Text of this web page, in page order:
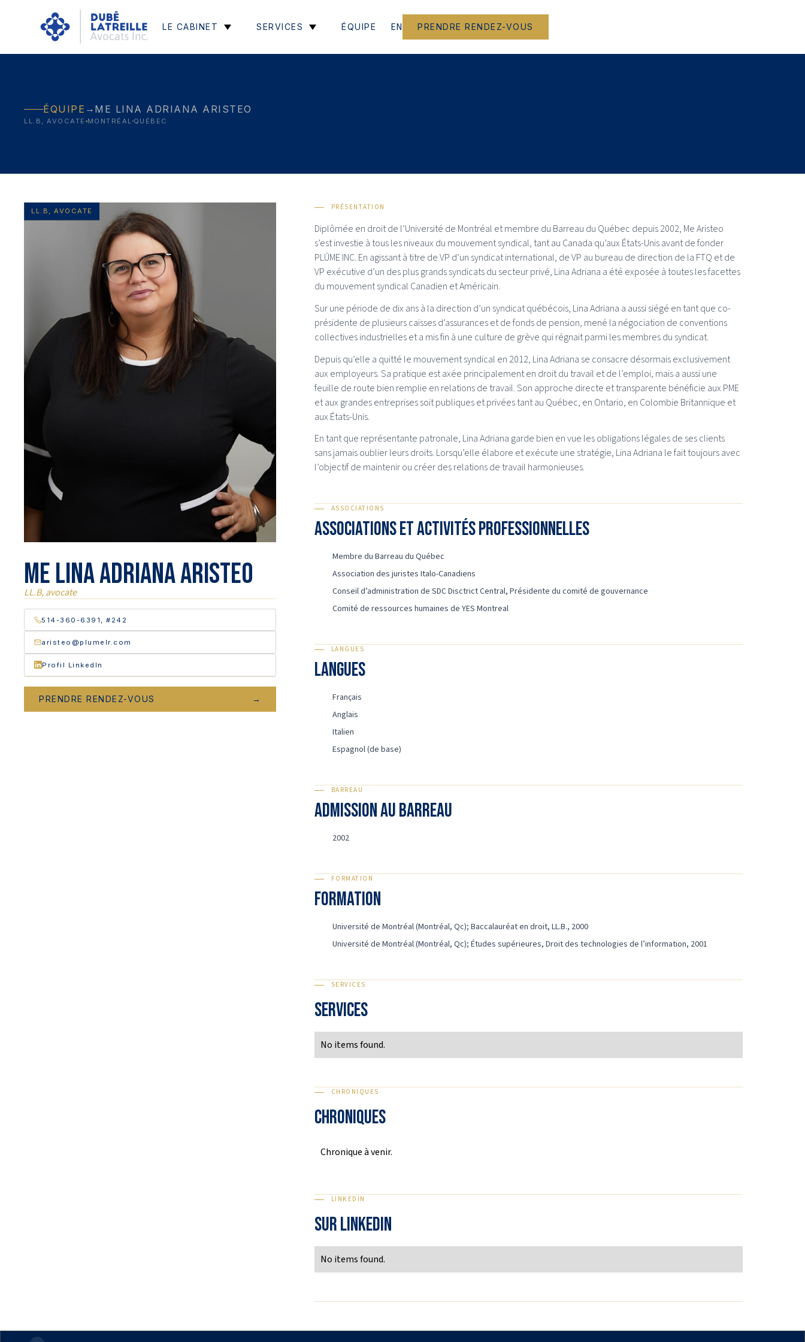
LE CABINET SERVICES ÉQUIPE EN PRENDRE RENDEZ-VOUS
ÉQUIPE → ME LINA ADRIANA ARISTEO
LL.B, AVOCATE MONTRÉAL QUÉBEC
LL.B, AVOCATE
Me Lina Adriana Aristeo
LL.B, avocate
514-360-6391, #242
aristeo@plumelr.com
Profil LinkedIn
PRENDRE RENDEZ-VOUS →
PRÉSENTATION
Diplômée en droit de l’Université de Montréal et membre du Barreau du Québec depuis 2002, Me Aristeo
s’est investie à tous les niveaux du mouvement syndical, tant au Canada qu’aux États-Unis avant de fonder
PLŪME INC. En agissant à titre de VP d’un syndicat international, de VP au bureau de direction de la FTQ et de
VP exécutive d’un des plus grands syndicats du secteur privé, Lina Adriana a été exposée à toutes les facettes
du mouvement syndical Canadien et Américain.
Sur une période de dix ans à la direction d’un syndicat québécois, Lina Adriana a aussi siégé en tant que co-
présidente de plusieurs caisses d’assurances et de fonds de pension, mené la négociation de conventions
collectives industrielles et a mis fin à une culture de grève qui régnait parmi les membres du syndicat.
Depuis qu’elle a quitté le mouvement syndical en 2012, Lina Adriana se consacre désormais exclusivement
aux employeurs. Sa pratique est axée principalement en droit du travail et de l’emploi, mais a aussi une
feuille de route bien remplie en relations de travail. Son approche directe et transparente bénéficie aux PME
et aux grandes entreprises soit publiques et privées tant au Québec, en Ontario, en Colombie Britannique et
aux États-Unis.
En tant que représentante patronale, Lina Adriana garde bien en vue les obligations légales de ses clients
sans jamais oublier leurs droits. Lorsqu’elle élabore et exécute une stratégie, Lina Adriana le fait toujours avec
l’objectif de maintenir ou créer des relations de travail harmonieuses.
ASSOCIATIONS
Associations et activités professionnelles
Membre du Barreau du Québec
Association des juristes Italo-Canadiens
Conseil d’administration de SDC Disctrict Central, Présidente du comité de gouvernance
Comité de ressources humaines de YES Montreal
LANGUES
Langues
Français
Anglais
Italien
Espagnol (de base)
BARREAU
ADMISSION AU BARREAU
2002
FORMATION
Formation
Université de Montréal (Montréal, Qc); Baccalauréat en droit, LL.B., 2000
Université de Montréal (Montréal, Qc); Études supérieures, Droit des technologies de l’information, 2001
SERVICES
Services
No items found.
CHRONIQUES
CHRONIQUES
Chronique à venir.
LINKEDIN
SUR LINKEDIN
No items found.